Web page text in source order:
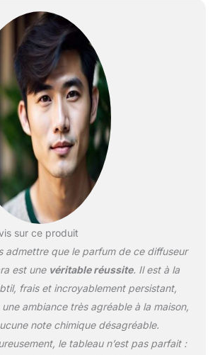
verre noirci Embout
en bois d'érable
noirci
sur ce produit
admettre que le parfum de ce diffuseur
est une véritable réussite. Il est à la
frais et incroyablement persistant,
ambiance très agréable à la maison,
note chimique désagréable.
le tableau n’est pas parfait :